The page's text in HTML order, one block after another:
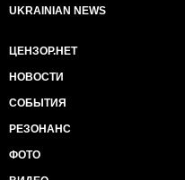
UKRAINIAN NEWS
ЦЕНЗОР.НЕТ
НОВОСТИ
СОБЫТИЯ
РЕЗОНАНС
ФОТО